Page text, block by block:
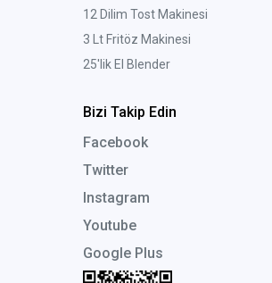
12 Dilim Tost Makinesi
3 Lt Fritöz Makinesi
25'lik El Blender
Bizi Takip Edin
Facebook
Twitter
Instagram
Youtube
Google Plus